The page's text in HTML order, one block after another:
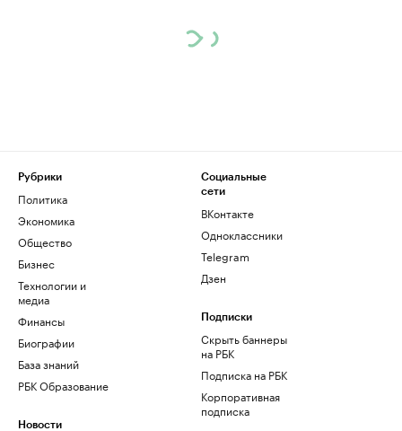
Рубрики
Политика
Экономика
Общество
Бизнес
Технологии и
медиа
Финансы
Биографии
База знаний
РБК Образование
Новости
Социальные
сети
ВКонтакте
Одноклассники
Telegram
Дзен
Подписки
Скрыть баннеры
на РБК
Подписка на РБК
Корпоративная
подписка